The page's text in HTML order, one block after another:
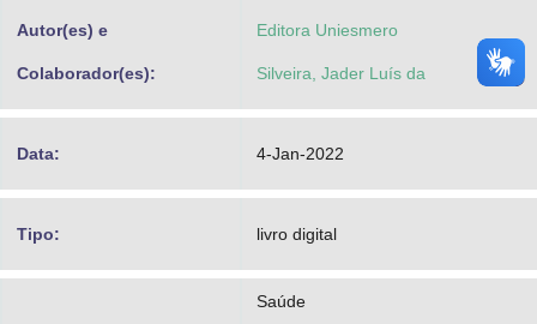
Autor(es) e
Colaborador(es):
Editora Uniesmero
Silveira, Jader Luís da
Data: 4-Jan-2022
Tipo: livro digital
Saúde